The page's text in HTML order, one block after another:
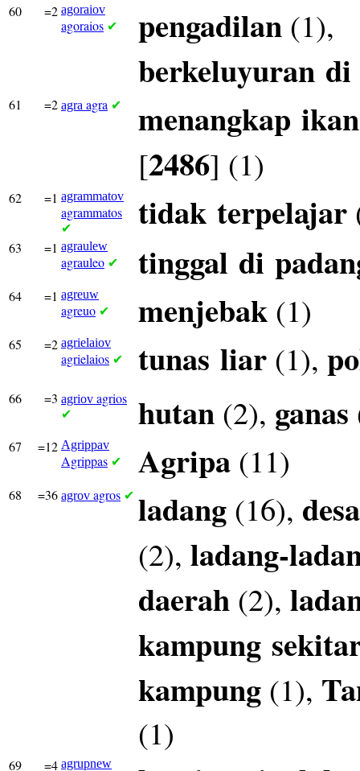
60 =2 agoraiov
agoraios ✔ pengadilan (1),
berkeluyuran di
61 =2 agra agra ✔ menangkap ikan
[2486] (1)
62 =1 agrammatov
agrammatos
✔ tidak terpelajar
63 =1 agraulew
agrauleo ✔ tinggal di
64 =1 agreuw
agreuo ✔ menjebak (1)
65 =2 agrielaiov
agrielaios ✔ tunas liar (1),
66 =3 agriov agrios
✔ hutan (2), ganas
67 =12 Agrippav
Agrippas ✔ Agripa (11)
68 =36 agrov agros ✔ ladang (16), desa
(2), ladang-
daerah (2),
kampung
kampung (1),
(1)
69 =4 agrupnew